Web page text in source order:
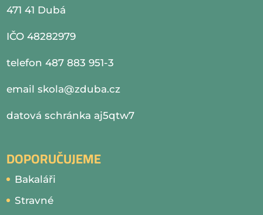
471 41 Dubá
IČO 48282979
telefon 487 883 951-3
emailskola@zduba.cz
datová schránka aj5qtw7
DOPORUČUJEME
Bakaláři
Stravné